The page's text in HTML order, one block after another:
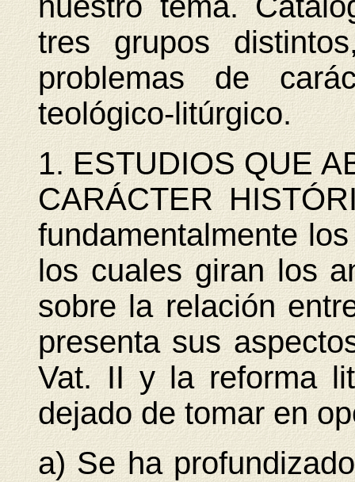
tres grupos
problemas de
teológico-litúrgico.
1. ESTUDIOS QUE
CARÁCTER
fundamentalmente
los cuales giran los
sobre la relación
presenta sus
Vat. II y la reforma
dejado de tomar en
a) Se ha